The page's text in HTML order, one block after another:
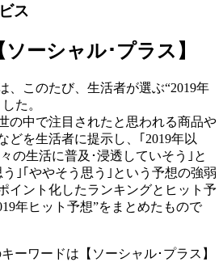
ス
ーシャル･プラス】
、このたび、生活者が選ぶ“2019年
た。
の中で注目されたと思われる商品や
どを生活者に提示し、｢2019年以
の生活に普及･浸透していそう｣と
｣｢ややそう思う｣という予想の強弱
イント化したランキングとヒット予
年ヒット予想”をまとめたもので
ーワードは【ソーシャル･プラス】